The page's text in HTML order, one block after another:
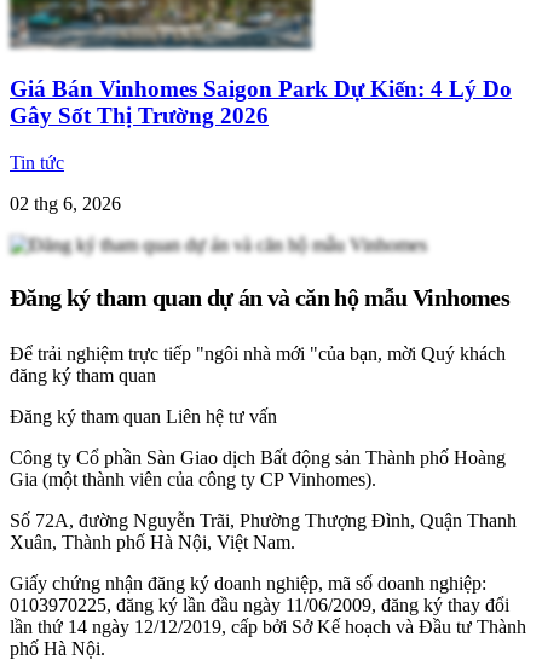
Giá Bán Vinhomes Saigon Park Dự Kiến: 4 Lý Do
Gây Sốt Thị Trường 2026
Tin tức
02 thg 6, 2026
Đăng ký tham quan dự án và căn hộ mẫu Vinhomes
Để trải nghiệm trực tiếp "ngôi nhà mới "của bạn, mời Quý khách
đăng ký tham quan
Đăng ký tham quan Liên hệ tư vấn
Công ty Cổ phần Sàn Giao dịch Bất động sản Thành phố Hoàng
Gia (một thành viên của công ty CP Vinhomes).
Số 72A, đường Nguyễn Trãi, Phường Thượng Đình, Quận Thanh
Xuân, Thành phố Hà Nội, Việt Nam.
Giấy chứng nhận đăng ký doanh nghiệp, mã số doanh nghiệp:
0103970225, đăng ký lần đầu ngày 11/06/2009, đăng ký thay đổi
lần thứ 14 ngày 12/12/2019, cấp bởi Sở Kế hoạch và Đầu tư Thành
phố Hà Nội.